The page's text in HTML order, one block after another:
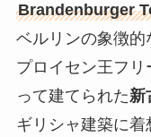
Brandenburger
ベルリンの象徴
プロイセン王フリ
って建てられた新
ギリシャ建築に